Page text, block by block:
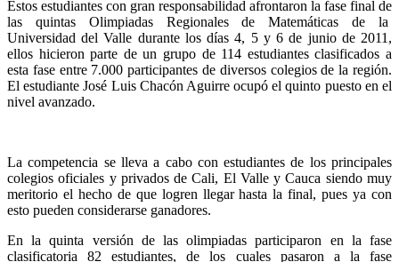
Estos estudiantes con gran responsabilidad afrontaron la fase final de
las quintas Olimpiadas Regionales de Matemáticas de la
Universidad del Valle durante los días 4, 5 y 6 de junio de 2011,
ellos hicieron parte de un grupo de 114 estudiantes clasificados a
esta fase entre 7.000 participantes de diversos colegios de la región.
El estudiante José Luis Chacón Aguirre ocupó el quinto puesto en el
nivel avanzado.
La competencia se lleva a cabo con estudiantes de los principales
colegios oficiales y privados de Cali, El Valle y Cauca siendo muy
meritorio el hecho de que logren llegar hasta la final, pues ya con
esto pueden considerarse ganadores.
En la quinta versión de las olimpiadas participaron en la fase
clasificatoria 82 estudiantes, de los cuales pasaron a la fase